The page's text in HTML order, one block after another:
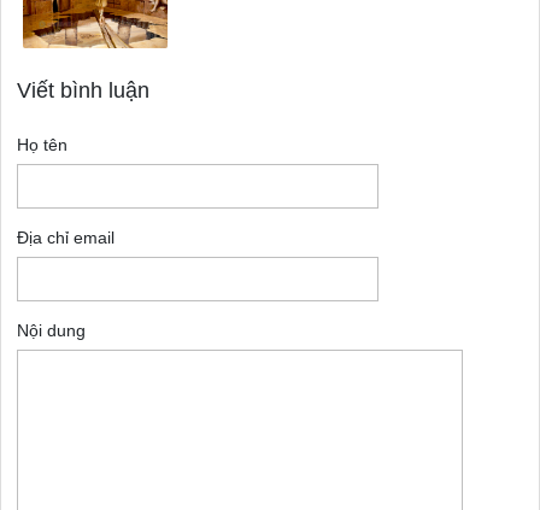
Viết bình luận
Họ tên
Địa chỉ email
Nội dung